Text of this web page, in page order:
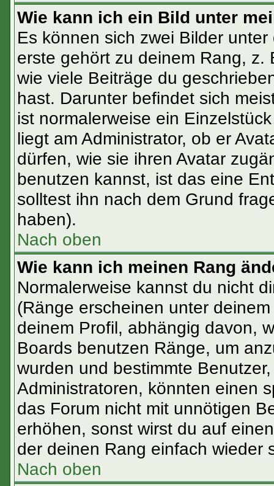
Wie kann ich ein Bild unter
Es können sich zwei Bilder
erste gehört zu deinem Rang,
wie viele Beiträge du
hast. Darunter befindet sich
ist normalerweise ein
liegt am Administrator, ob er
dürfen, wie sie ihren Avatar
benutzen kannst, ist das eine
solltest ihn nach dem Grund
haben).
Nach oben
Wie kann ich meinen Rang
Normalerweise kannst du nicht
(Ränge erscheinen unter
deinem Profil, abhängig davon,
Boards benutzen Ränge, um
wurden und bestimmte
Administratoren, könnten einen
das Forum nicht mit unnötigen
erhöhen, sonst wirst du auf
der deinen Rang einfach wieder
Nach oben